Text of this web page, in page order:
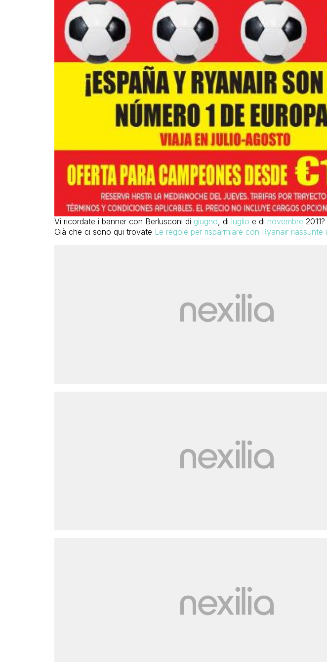
Vi ricordate i banner con Berlusconi di giugno , di luglio e di novembre 2011?
Già che ci sono qui trovate Le regole per risparmiare con Ryanair riassunte